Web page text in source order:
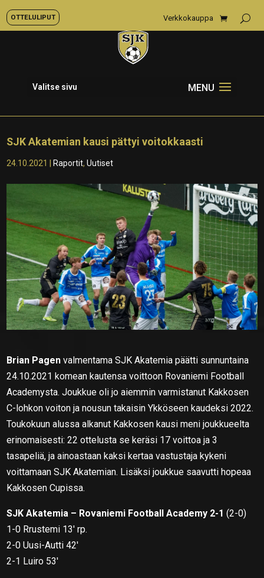
OTTELULIPUT Verkkokauppa
Valitse sivu
SJK Akatemian kausi pättyi voitokkaasti
24.10.2021 Raportit,Uutiset
Brian Pagen valmentama SJK Akatemia päätti sunnuntaina
24.10.2021 komean kautensa voittoon Rovaniemi Football
Academysta. Joukkue oli jo aiemmin varmistanut Kakkosen
C-lohkon voiton ja nousun takaisin Ykköseen kaudeksi 2022.
Toukokuun alussa alkanut Kakkosen kausi meni joukkueelta
erinomaisesti: 22 ottelusta se keräsi 17 voittoa ja 3
tasapeliä, ja ainoastaan kaksi kertaa vastustaja kykeni
voittamaan SJK Akatemian. Lisäksi joukkue saavutti hopeaa
Kakkosen Cupissa.
SJK Akatemia – Rovaniemi Football Academy 2-1 (2-0)
1-0 Rrustemi 13′ rp.
2-0 Uusi-Autti 42′
2-1 Luiro 53′